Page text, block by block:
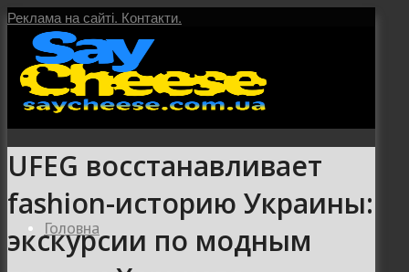
Реклама на сайті. Контакти.
Головна
UFEG восстанавливает
fashion-историю Украины:
экскурсии по модным